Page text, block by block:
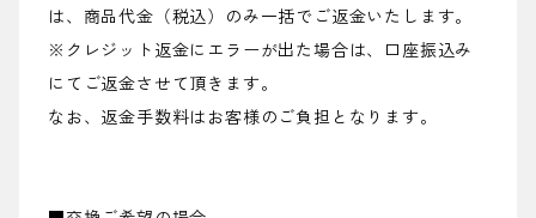
は、商品代金（税込）のみ一括でご返金いたします。
※クレジット返金にエラーが出た場合は、口座振込み
にてご返金させて頂きます。
なお、返金手数料はお客様のご負担となります。